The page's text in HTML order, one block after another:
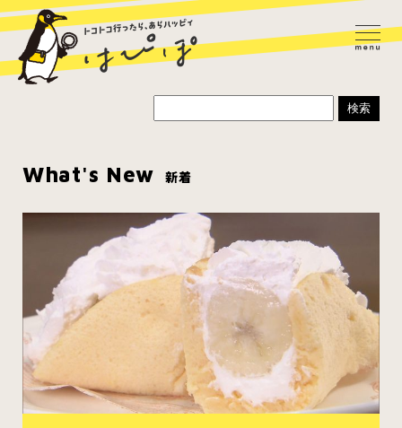
ラーメン カレー
パスタ
What's New 新着